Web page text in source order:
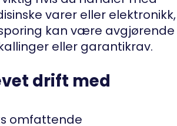
varer eller elektronikk,
kan være avgjørende
eller garantikrav.
drift med
omfattende